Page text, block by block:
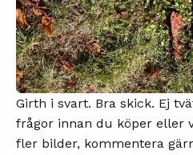
Girth i svart. Bra skick. Ej
frågor innan du köper eller
fler bilder, kommentera